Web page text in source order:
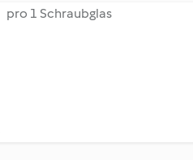
pro 1 Schraubglas